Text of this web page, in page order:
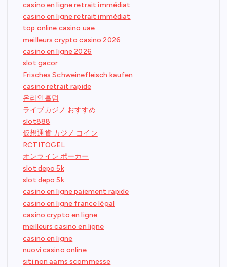
casino en ligne retrait immédiat
casino en ligne retrait immédiat
top online casino uae
meilleurs crypto casino 2026
casino en ligne 2026
slot gacor
Frisches Schweinefleisch kaufen
casino retrait rapide
온라인홀덤
ライブカジノ おすすめ
slot888
仮想通貨 カジノ コイン
RCTITOGEL
オンライン ポーカー
slot depo 5k
slot depo 5k
casino en ligne paiement rapide
casino en ligne france légal
casino crypto en ligne
meilleurs casino en ligne
casino en ligne
nuovi casino online
siti non aams scommesse